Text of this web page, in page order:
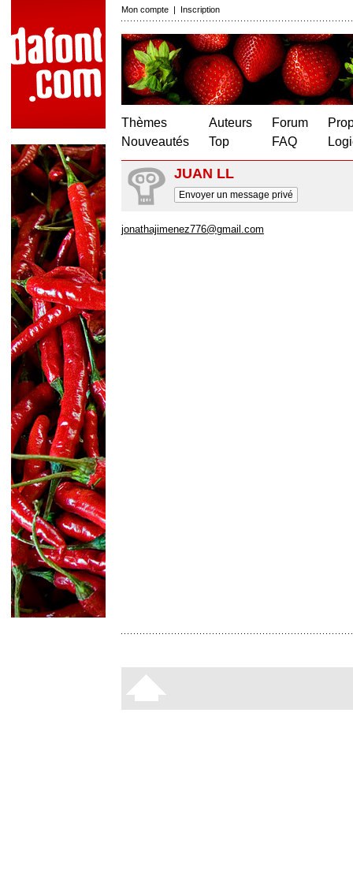
Mon compte | Inscription
Thèmes
Nouveautés
Auteurs
Top
Forum
FAQ
JUAN LL
Envoyer un message privé
jonathajimenez776@gmail.com